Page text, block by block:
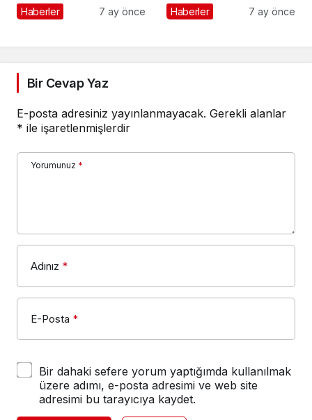
Yaptığı Hatalar
Haberler 7 ay önce
Stratejileri
Haberler 7 ay önce
Bir Cevap Yaz
E-posta adresiniz yayınlanmayacak. Gerekli alanlar
* ile işaretlenmişlerdir
Yorumunuz *
Adınız *
E-Posta *
Bir dahaki sefere yorum yaptığımda kullanılmak
üzere adımı, e-posta adresimi ve web site
adresimi bu tarayıcıya kaydet.